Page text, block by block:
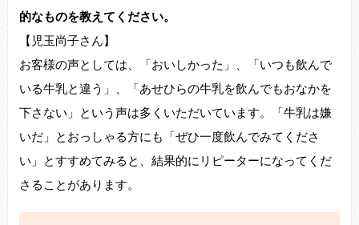
的なものを教えてください。
【児玉尚子さん】
お客様の声としては、「おいしかった」、「いつも飲んで
いる牛乳と違う」、「あせひらの牛乳を飲んでもおなかを
下さない」という声は多くいただいています。「牛乳は嫌
いだ」とおっしゃる方にも「ぜひ一度飲んでみてくださ
い」とすすめてみると、結果的にリピーターになってくだ
さることがあります。